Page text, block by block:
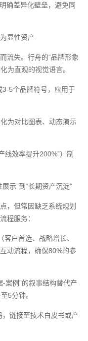
确差异化壁垒，避免同
显性资产
流失。行舟的“品牌形象
为直观的视觉语言。
5个品牌符号，应用于
为对比图表、动态演示
线效率提升200%”）制
示”到“长期资产沉淀”
，但常因缺乏系统规划
程服务：
客户首选、战略增长、
动流程，确保80%的参
案例”的叙事结构替代产
5分钟。
链接至技术白皮书或产